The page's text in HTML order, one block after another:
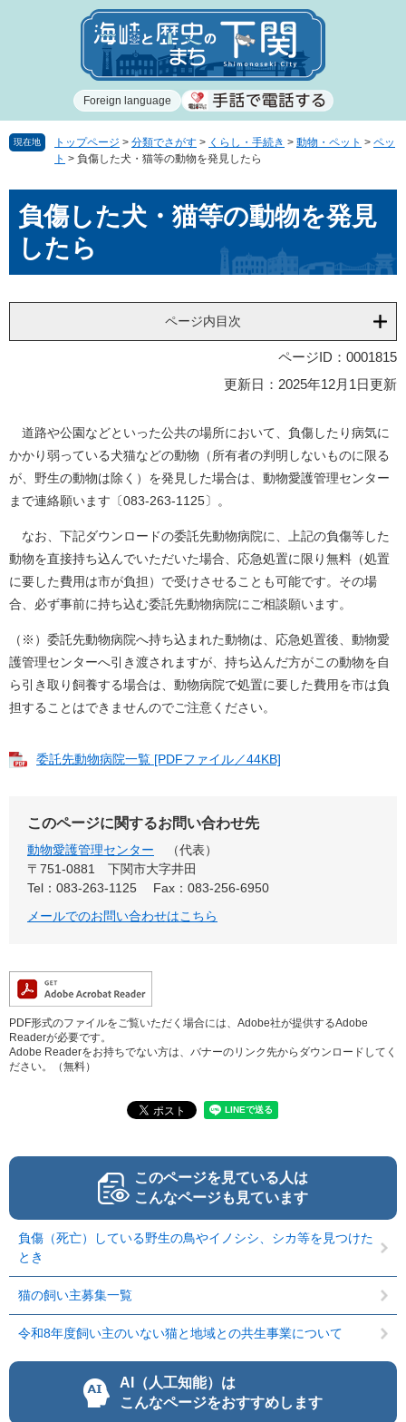
で
ば
Foreign language
現在地 トップページ > 分類でさがす > くらし・手続き > 動物・ペット > ペッ
ト > 負傷した犬・猫等の動物を発見したら
文負傷した犬・猫等の動物を発見
したら
ページ内目次
ページID：0001815
更新日：2025年12月1日更新
道路や公園などといった公共の場所において、負傷したり病気に
かかり弱っている犬猫などの動物（所有者の判明しないものに限る
が、野生の動物は除く）を発見した場合は、動物愛護管理センター
まで連絡願います〔083-263-1125〕。
なお、下記ダウンロードの委託先動物病院に、上記の負傷等した
動物を直接持ち込んでいただいた場合、応急処置に限り無料（処置
に要した費用は市が負担）で受けさせることも可能です。その場
合、必ず事前に持ち込む委託先動物病院にご相談願います。
（※）委託先動物病院へ持ち込まれた動物は、応急処置後、動物愛
護管理センターへ引き渡されますが、持ち込んだ方がこの動物を自
ら引き取り飼養する場合は、動物病院で処置に要した費用を市は負
担することはできませんのでご注意ください。
委託先動物病院一覧 [PDFファイル／44KB]
このページに関するお問い合わせ先
動物愛護管理センター
代表
〒751-0881
下関市大字井田
Tel：083-263-1125
Fax：083-256-6950
メールでのお問い合わせはこちら
PDF形式のファイルをご覧いただく場合には、Adobe社が提供するAdobe
Readerが必要です。
Adobe Readerをお持ちでない方は、バナーのリンク先からダウンロードしてく
ださい。（無料）
このページを見ている人は
こんなページも見ています
負傷（死亡）している野生の鳥やイノシシ、シカ等を見つけた
とき
猫の飼い主募集一覧
令和8年度飼い主のいない猫と地域との共生事業について
AI（人工知能）は
こんなページをおすすめします